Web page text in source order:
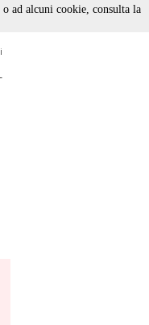
ad alcuni cookie, consulta la